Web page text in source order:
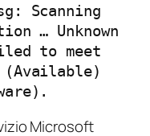
Scanning
… Unknown
to meet
Microsoft